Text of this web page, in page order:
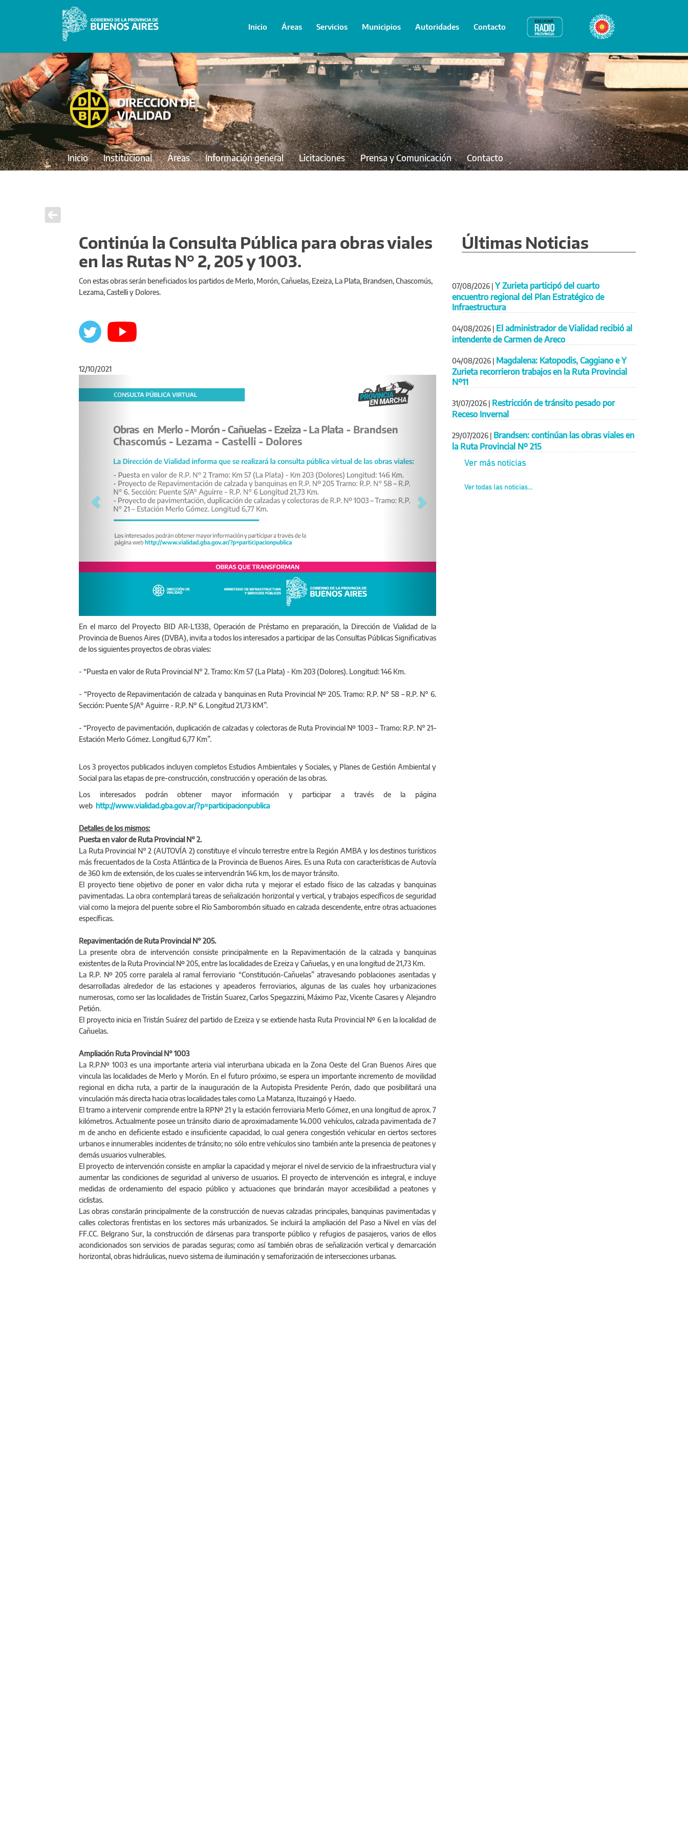
Inicio Áreas Servicios Municipios Autoridades Contacto Radio Provincia Bicentenario
Inicio Institucional Áreas Información general Licitaciones Prensa y Comunicación Contacto
Continúa la Consulta Pública para obras viales
en las Rutas N° 2, 205 y 1003.
Con estas obras serán beneficiados los partidos de Merlo, Morón, Cañuelas, Ezeiza, La Plata, Brandsen, Chascomús,
Lezama, Castelli y Dolores.
12/10/2021
Siguiente
En el marco del Proyecto BID AR-L1338, Operación de Préstamo en preparación, la Dirección de Vialidad de la
Provincia de Buenos Aires (DVBA), invita a todos los interesados a participar de las Consultas Públicas Significativas
de los siguientes proyectos de obras viales:
- “Puesta en valor de Ruta Provincial N° 2. Tramo: Km 57 (La Plata) - Km 203 (Dolores). Longitud: 146 Km.
- “Proyecto de Repavimentación de calzada y banquinas en Ruta Provincial Nº 205. Tramo: R.P. N° 58 – R.P. N° 6.
Sección: Puente S/A° Aguirre - R.P. N° 6. Longitud 21,73 KM”.
- “Proyecto de pavimentación, duplicación de calzadas y colectoras de Ruta Provincial Nº 1003 – Tramo: R.P. N° 21–
Estación Merlo Gómez. Longitud 6,77 Km”.
Los 3 proyectos publicados incluyen completos Estudios Ambientales y Sociales, y Planes de Gestión Ambiental y
Social para las etapas de pre-construcción, construcción y operación de las obras.
Los interesados podrán obtener mayor información y participar a través de la página
web http://www.vialidad.gba.gov.ar/?p=participacionpublica
Detalles de los mismos:
Puesta en valor de Ruta Provincial N° 2.
La Ruta Provincial N° 2 (AUTOVÍA 2) constituye el vínculo terrestre entre la Región AMBA y los destinos turísticos
más frecuentados de la Costa Atlántica de la Provincia de Buenos Aires. Es una Ruta con características de Autovía
de 360 km de extensión, de los cuales se intervendrán 146 km, los de mayor tránsito.
El proyecto tiene objetivo de poner en valor dicha ruta y mejorar el estado físico de las calzadas y banquinas
pavimentadas. La obra contemplará tareas de señalización horizontal y vertical, y trabajos específicos de seguridad
vial como la mejora del puente sobre el Río Samborombón situado en calzada descendente, entre otras actuaciones
específicas.
Repavimentación de Ruta Provincial N° 205.
La presente obra de intervención consiste principalmente en la Repavimentación de la calzada y banquinas
existentes de la Ruta Provincial Nº 205, entre las localidades de Ezeiza y Cañuelas, y en una longitud de 21,73 Km.
La R.P. Nº 205 corre paralela al ramal ferroviario “Constitución-Cañuelas” atravesando poblaciones asentadas y
desarrolladas alrededor de las estaciones y apeaderos ferroviarios, algunas de las cuales hoy urbanizaciones
numerosas, como ser las localidades de Tristán Suarez, Carlos Spegazzini, Máximo Paz, Vicente Casares y Alejandro
Petión.
El proyecto inicia en Tristán Suárez del partido de Ezeiza y se extiende hasta Ruta Provincial Nº 6 en la localidad de
Cañuelas.
Ampliación Ruta Provincial N° 1003
La R.P.Nº 1003 es una importante arteria vial interurbana ubicada en la Zona Oeste del Gran Buenos Aires que
vincula las localidades de Merlo y Morón. En el futuro próximo, se espera un importante incremento de movilidad
regional en dicha ruta, a partir de la inauguración de la Autopista Presidente Perón, dado que posibilitará una
vinculación más directa hacia otras localidades tales como La Matanza, Ituzaingó y Haedo.
El tramo a intervenir comprende entre la RPNº 21 y la estación ferroviaria Merlo Gómez, en una longitud de aprox. 7
kilómetros. Actualmente posee un tránsito diario de aproximadamente 14.000 vehículos, calzada pavimentada de 7
m de ancho en deficiente estado e insuficiente capacidad, lo cual genera congestión vehicular en ciertos sectores
urbanos e innumerables incidentes de tránsito; no sólo entre vehículos sino también ante la presencia de peatones y
demás usuarios vulnerables.
El proyecto de intervención consiste en ampliar la capacidad y mejorar el nivel de servicio de la infraestructura vial y
aumentar las condiciones de seguridad al universo de usuarios. El proyecto de intervención es integral, e incluye
medidas de ordenamiento del espacio público y actuaciones que brindarán mayor accesibilidad a peatones y
ciclistas.
Las obras constarán principalmente de la construcción de nuevas calzadas principales, banquinas pavimentadas y
calles colectoras frentistas en los sectores más urbanizados. Se incluirá la ampliación del Paso a Nivel en vías del
FF.CC. Belgrano Sur, la construcción de dársenas para transporte público y refugios de pasajeros, varios de ellos
acondicionados son servicios de paradas seguras; como así también obras de señalización vertical y demarcación
horizontal, obras hidráulicas, nuevo sistema de iluminación y semaforización de intersecciones urbanas.
Últimas Noticias
07/08/2026 | Y Zurieta participó del cuarto
encuentro regional del Plan Estratégico de
Infraestructura
04/08/2026 | El administrador de Vialidad recibió al
intendente de Carmen de Areco
04/08/2026 | Magdalena: Katopodis, Caggiano e Y
Zurieta recorrieron trabajos en la Ruta Provincial
Nº11
31/07/2026 | Restricción de tránsito pesado por
Receso Invernal
29/07/2026 | Brandsen: continúan las obras viales en
la Ruta Provincial Nº 215
Ver más noticias
Ver todas las noticias...